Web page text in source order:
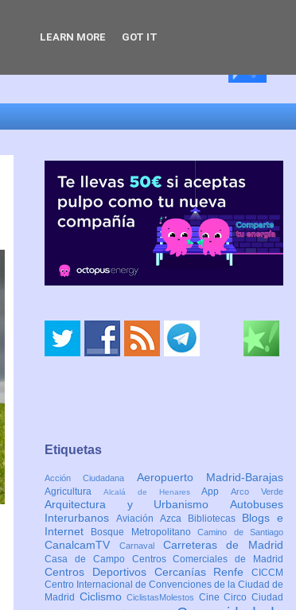
Etiquetas
Acción Ciudadana Aeropuerto Madrid-Barajas
Agricultura Alcalá de HenaresAppArco Verde
Arquitectura y Urbanismo Autobuses
Interurbanos Aviación Azca Bibliotecas Blogs e
Internet
Bosque MetropolitanoCamino de Santiago
CanalcamTV Carnaval Carreteras de Madrid
Casa de Campo Centros Comerciales de Madrid
Centros Deportivos Cercanías Renfe CICCM
Centro Internacional de Convenciones de la Ciudad de
Madrid CiclismoCiclistasMolestos CineCircoCiudad
LEARN MORE GOT IT